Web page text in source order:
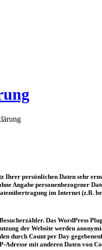
Ihrer persönlichen Daten sehr
Angabe personenbezogener
im Internet (z.B.
Das WordPress
der Website werden
durch Count per Day
mit anderen Daten von